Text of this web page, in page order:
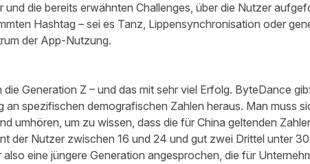
die bereits erwähnten Challenges, über die Nutzer
Hashtag – sei es Tanz, Lippensynchronisation oder
der App-Nutzung.
Generation Z – und das mit sehr viel Erfolg. ByteDance
spezifischen demografischen Zahlen heraus. Man muss
umhören, um zu wissen, dass die für China geltenden
der Nutzer zwischen 16 und 24 und gut zwei Drittel unter
eine jüngere Generation angesprochen, die für